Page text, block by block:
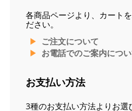
各商品ページより、カート
ださい。
ご注文について
お電話でのご案内につ
お支払い方法
3種のお支払い方法よりお選